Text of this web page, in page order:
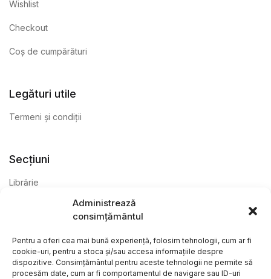
Administrează
consimțământul
Pentru a oferi cea mai bună experiență, folosim tehnologii, cum ar fi
cookie-uri, pentru a stoca și/sau accesa informațiile despre
dispozitive. Consimțământul pentru aceste tehnologii ne permite să
procesăm date, cum ar fi comportamentul de navigare sau ID-uri
Wishlist
Checkout
Coș de cumpărături
Legături utile
Termeni și condiții
Secțiuni
Librărie